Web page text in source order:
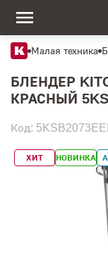
Малая техника
БЛЕНДЕР
КРАСНЫЙ
Код:
ХИТ НОВИНКА